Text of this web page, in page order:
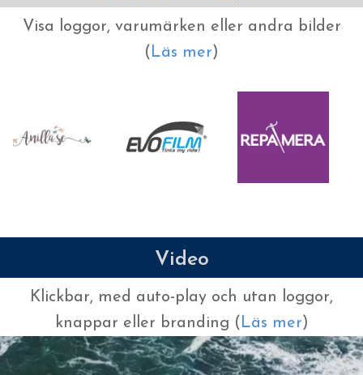
Visa loggor, varumärken eller andra bilder
( Läs mer)
Video
Klickbar, med auto-play och utan loggor,
knappar eller branding ( Läs mer)